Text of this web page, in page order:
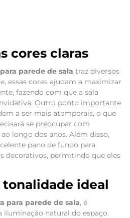
cores claras
parede de sala traz diversos
essas cores ajudam a maximizar
fazendo com que a sala
Outro ponto importante
a ser mais atemporais, o que
se preocupar com
longo dos anos. Além disso,
pano de fundo para
decorativos, permitindo que eles
tonalidade ideal
para parede de sala, é
iluminação natural do espaço.